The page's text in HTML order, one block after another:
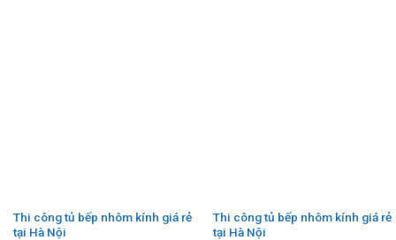
Thi công tủ bếp nhôm kính giá rẻ
tại Hà Nội
Thi công tủ bếp nhôm kính giá rẻ
tại Hà Nội